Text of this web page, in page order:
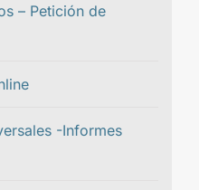
– Petición de
-Informes